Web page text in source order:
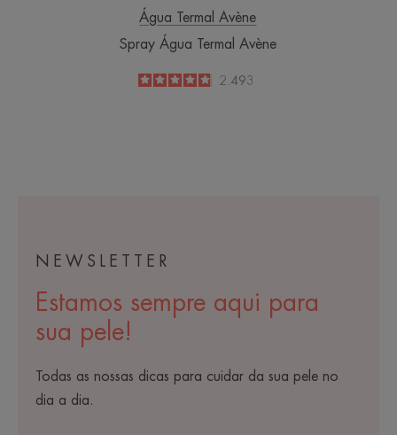
Água Termal Avène
Spray Água Termal Avène
4.8
/
5
2.493
NEWSLETTER
Estamos sempre aqui para
sua pele!
Todas as nossas dicas para cuidar da sua pele no
dia a dia.